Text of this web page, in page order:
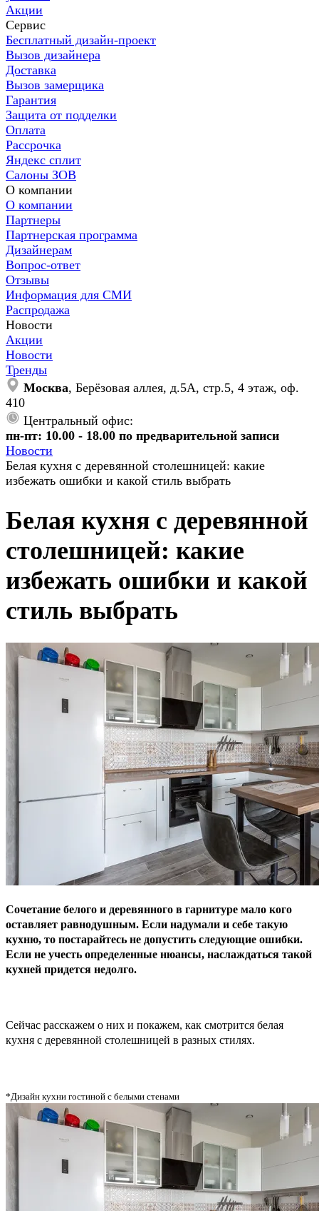
Акции
Сервис
Бесплатный дизайн-проект
Вызов дизайнера
Доставка
Вызов замерщика
Гарантия
Защита от подделки
Оплата
Рассрочка
Яндекс сплит
Салоны ЗОВ
О компании
О компании
Партнеры
Партнерская программа
Дизайнерам
Вопрос-ответ
Отзывы
Информация для СМИ
Распродажа
Новости
Акции
Новости
Тренды
Москва, Берёзовая аллея, д.5А, стр.5, 4 этаж, оф.
410
Центральный офис:
пн-пт: 10.00 - 18.00 по предварительной записи
Новости
Белая кухня с деревянной столешницей: какие
избежать ошибки и какой стиль выбрать
Белая кухня с деревянной
столешницей: какие
избежать ошибки и какой
стиль выбрать
Сочетание белого и деревянного в гарнитуре мало кого
оставляет равнодушным. Если надумали и себе такую
кухню, то постарайтесь не допустить следующие ошибки.
Если не учесть определенные нюансы, наслаждаться такой
кухней придется недолго.
Сейчас расскажем о них и покажем, как смотрится белая
кухня с деревянной столешницей в разных стилях.
*Дизайн кухни гостиной с белыми стенами